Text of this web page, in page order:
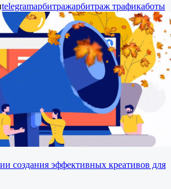
telegramарбитражарбитраж трафикаботы
создания эффективных креативов для